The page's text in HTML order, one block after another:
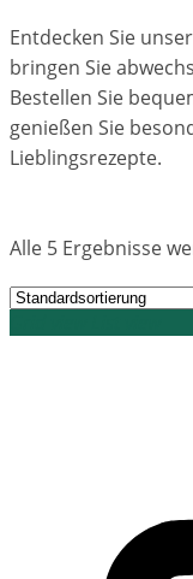
Entdecken Sie
bringen Sie
Bestellen Sie
genießen Sie
Lieblingsrezepte.
Alle 5 Ergebnisse